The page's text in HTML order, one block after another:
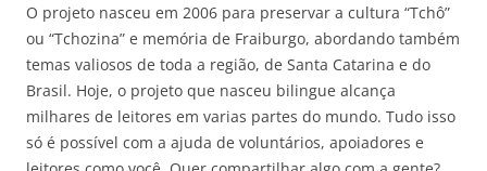
O projeto nasceu em 2006 para preservar a cultura “Tchô”
ou “Tchozina” e memória de Fraiburgo, abordando também
temas valiosos de toda a região, de Santa Catarina e do
Brasil. Hoje, o projeto que nasceu bilingue alcança
milhares de leitores em varias partes do mundo. Tudo isso
só é possível com a ajuda de voluntários, apoiadores e